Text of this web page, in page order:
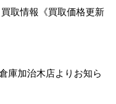
買取情報《買取価格更新
庫加治木店よりお知ら